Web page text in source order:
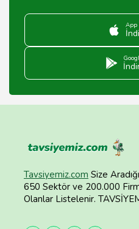
App
Tavsiyemiz.com Size
650 Sektör ve 200.000
Olanlar Listelenir.